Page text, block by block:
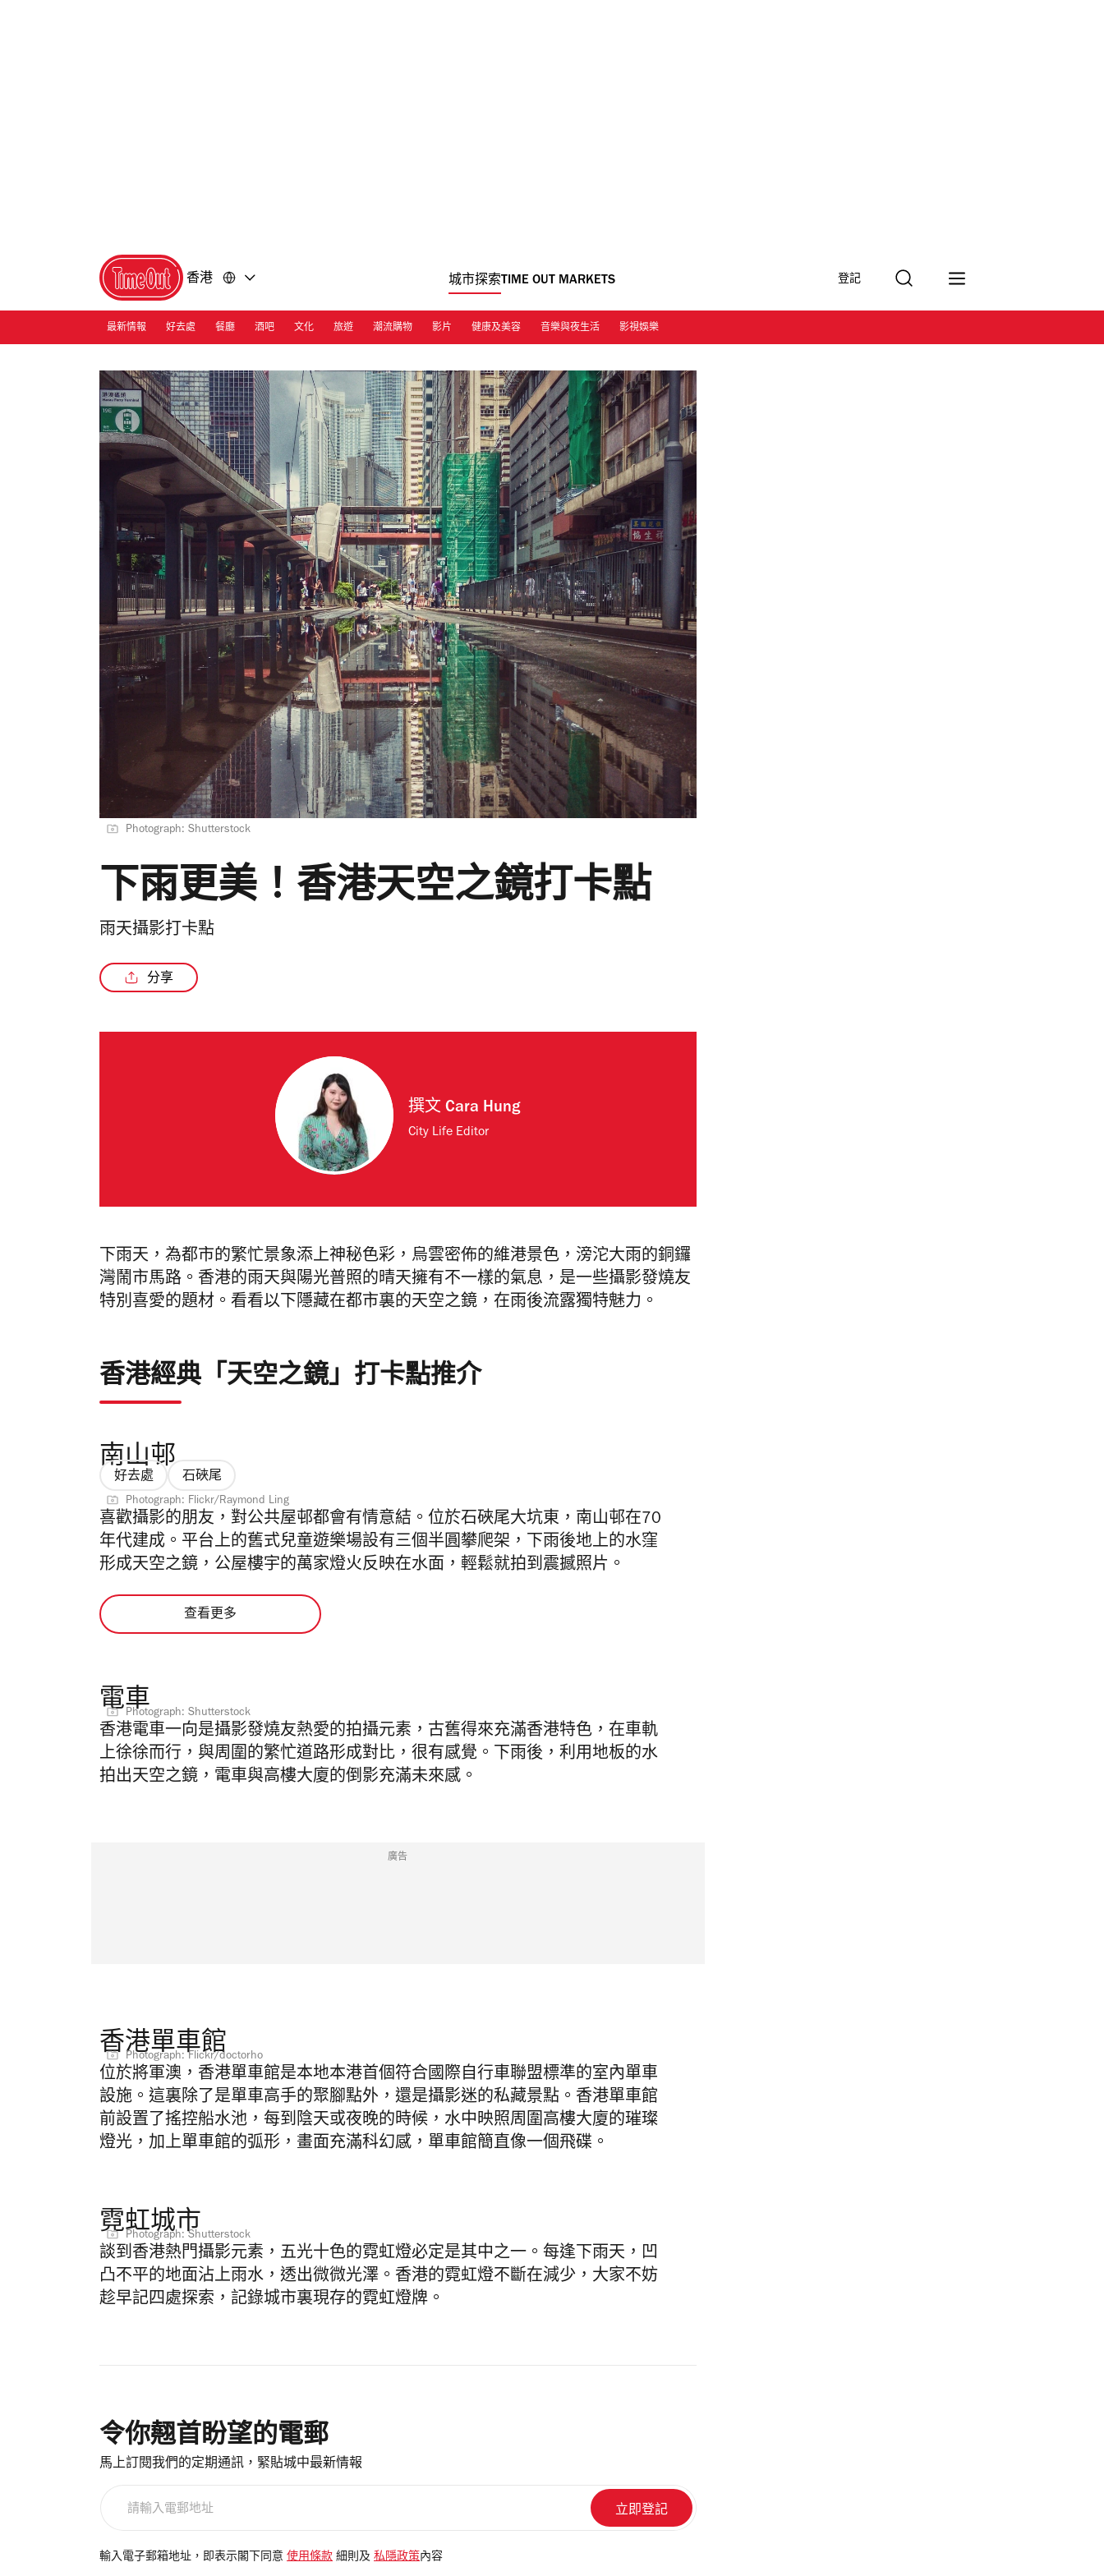
香港 城市探索TIME OUT MARKETS 登記
最新情報 好去處 餐廳 酒吧 文化 旅遊 潮流購物 影片 健康及美容 音樂與夜生活 影視娛樂
Photograph: Shutterstock
下雨更美！香港天空之鏡打卡點
雨天攝影打卡點
分享
撰文Cara Hung
City Life Editor
下雨天，為都市的繁忙景象添上神秘色彩，烏雲密佈的維港景色，滂沱大雨的銅鑼
灣鬧市馬路。香港的雨天與陽光普照的晴天擁有不一樣的氣息，是一些攝影發燒友
特別喜愛的題材。看看以下隱藏在都市裏的天空之鏡，在雨後流露獨特魅力。
香港經典「天空之鏡」打卡點推介
南山邨
好去處 石硤尾
Photograph: Flickr/Raymond Ling
喜歡攝影的朋友，對公共屋邨都會有情意結。位於石硤尾大坑東，南山邨在70
年代建成。平台上的舊式兒童遊樂場設有三個半圓攀爬架，下雨後地上的水窪
形成天空之鏡，公屋樓宇的萬家燈火反映在水面，輕鬆就拍到震撼照片。
查看更多
電車Photograph: Shutterstock
香港電車一向是攝影發燒友熱愛的拍攝元素，古舊得來充滿香港特色，在車軌
上徐徐而行，與周圍的繁忙道路形成對比，很有感覺。下雨後，利用地板的水
拍出天空之鏡，電車與高樓大廈的倒影充滿未來感。
廣告
香港單車館
Photograph: Flickr/doctorho
位於將軍澳，香港單車館是本地本港首個符合國際自行車聯盟標準的室內單車
設施。這裏除了是單車高手的聚腳點外，還是攝影迷的私藏景點。香港單車館
前設置了搖控船水池，每到陰天或夜晚的時候，水中映照周圍高樓大廈的璀璨
燈光，加上單車館的弧形，畫面充滿科幻感，單車館簡直像一個飛碟。
霓虹城市
Photograph: Shutterstock
談到香港熱門攝影元素，五光十色的霓虹燈必定是其中之一。每逢下雨天，凹
凸不平的地面沾上雨水，透出微微光澤。香港的霓虹燈不斷在減少，大家不妨
趁早記四處探索，記錄城市裏現存的霓虹燈牌。
令你翹首盼望的電郵
馬上訂閱我們的定期通訊，緊貼城中最新情報
電
輸入電子郵箱地址，即表示閣下同意 使用條款 細則及 私隱政策 內容